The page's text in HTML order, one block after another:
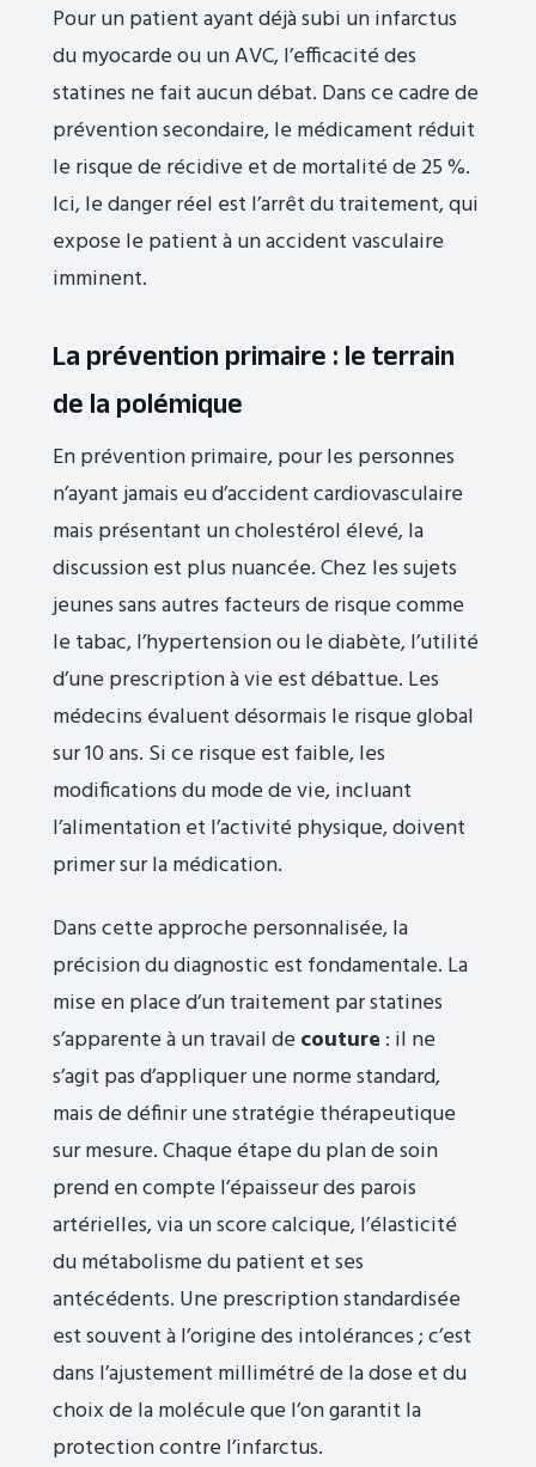
Pour un patient ayant déjà subi un infarctus
du myocarde ou un AVC, l’efficacité des
statines ne fait aucun débat. Dans ce cadre de
prévention secondaire, le médicament réduit
le risque de récidive et de mortalité de 25 %.
Ici, le danger réel est l’arrêt du traitement, qui
expose le patient à un accident vasculaire
imminent.
La prévention primaire : le terrain
de la polémique
En prévention primaire, pour les personnes
n’ayant jamais eu d’accident cardiovasculaire
mais présentant un cholestérol élevé, la
discussion est plus nuancée. Chez les sujets
jeunes sans autres facteurs de risque comme
le tabac, l’hypertension ou le diabète, l’utilité
d’une prescription à vie est débattue. Les
médecins évaluent désormais le risque global
sur 10 ans. Si ce risque est faible, les
modifications du mode de vie, incluant
l’alimentation et l’activité physique, doivent
primer sur la médication.
Dans cette approche personnalisée, la
précision du diagnostic est fondamentale. La
mise en place d’un traitement par statines
s’apparente à un travail de couture : il ne
s’agit pas d’appliquer une norme standard,
mais de définir une stratégie thérapeutique
sur mesure. Chaque étape du plan de soin
prend en compte l’épaisseur des parois
artérielles, via un score calcique, l’élasticité
du métabolisme du patient et ses
antécédents. Une prescription standardisée
est souvent à l’origine des intolérances ; c’est
dans l’ajustement millimétré de la dose et du
choix de la molécule que l’on garantit la
protection contre l’infarctus.